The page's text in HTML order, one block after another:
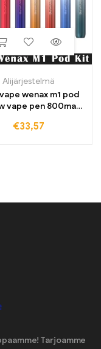
Alijärjestelmä
wenax m1 pod
vape pen 800mah
höyrystin
€33,57
Tarjoamme